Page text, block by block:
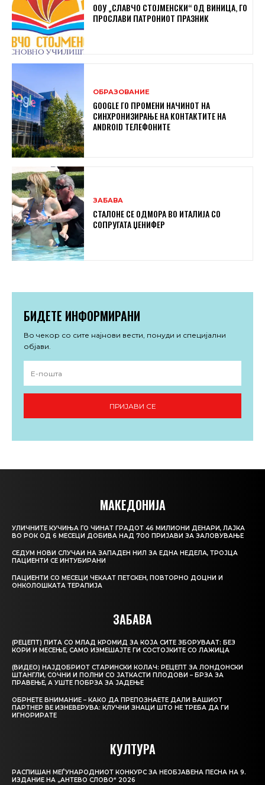
ООУ „СЛАВЧО СТОЈМЕНСКИ“ ОД ВИНИЦА, ГО
ПРОСЛАВИ ПАТРОНИОТ ПРАЗНИК
ОБРАЗОВАНИЕ
GOOGLE ГО ПРОМЕНИ НАЧИНОТ НА
СИНХРОНИЗИРАЊЕ НА КОНТАКТИТЕ НА
ANDROID ТЕЛЕФОНИТЕ
ЗАБАВА
СТАЛОНЕ СЕ ОДМОРА ВО ИТАЛИЈА СО
СОПРУГАТА ЏЕНИФЕР
БИДЕТЕ ИНФОРМИРАНИ
Во чекор со сите најнови вести, понуди и специјални
објави.
ПРИЈАВИ СЕ
МАКЕДОНИЈА
УЛИЧНИТЕ КУЧИЊА ГО ЧИНАТ ГРАДОТ 46 МИЛИОНИ ДЕНАРИ, ЛАЈКА
ВО РОК ОД 6 МЕСЕЦИ ДОБИВА НАД 700 ПРИЈАВИ ЗА ЗАЛОВУВАЊЕ
СЕДУМ НОВИ СЛУЧАИ НА ЗАПАДЕН НИЛ ЗА ЕДНА НЕДЕЛА, ТРОЈЦА
ПАЦИЕНТИ СЕ ИНТУБИРАНИ
ПАЦИЕНТИ СО МЕСЕЦИ ЧЕКААТ ПЕТСКЕН, ПОВТОРНО ДОЦНИ И
ОНКОЛОШКАТА ТЕРАПИЈА
ЗАБАВА
(РЕЦЕПТ) ПИТА СО МЛАД КРОМИД ЗА КОЈА СИТЕ ЗБОРУВААТ: БЕЗ
КОРИ И МЕСЕЊЕ, САМО ИЗМЕШАЈТЕ ГИ СОСТОЈКИТЕ СО ЛАЖИЦА
(ВИДЕО) НАЈДОБРИОТ СТАРИНСКИ КОЛАЧ: РЕЦЕПТ ЗА ЛОНДОНСКИ
ШТАНГЛИ, СОЧНИ И ПОЛНИ СО ЈАТКАСТИ ПЛОДОВИ – БРЗА ЗА
ПРАВЕЊЕ, А УШТЕ ПОБРЗА ЗА ЈАДЕЊЕ
ОБРНЕТЕ ВНИМАНИЕ – КАКО ДА ПРЕПОЗНАЕТЕ ДАЛИ ВАШИОТ
ПАРТНЕР ВЕ ИЗНЕВЕРУВА: КЛУЧНИ ЗНАЦИ ШТО НЕ ТРЕБА ДА ГИ
ИГНОРИРАТЕ
КУЛТУРА
РАСПИШАН МЕЃУНАРОДНИОТ КОНКУРС ЗА НЕОБЈАВЕНА ПЕСНА НА 9.
ИЗДАНИЕ НА „АНТЕВО СЛОВО“ 2026